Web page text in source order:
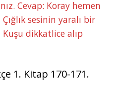
Cevap: Koray hemen
sesinin yaralı bir
dikkatlice alıp
1. Kitap 170-171.